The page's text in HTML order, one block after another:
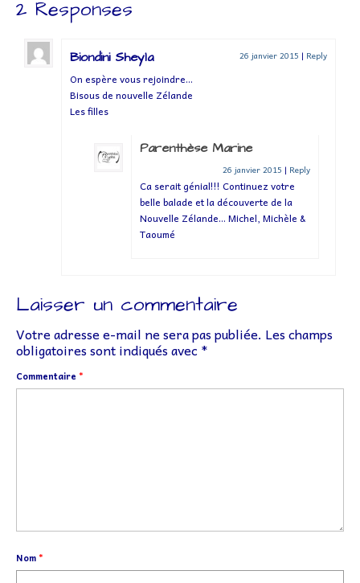
2 Responses
Biondini Sheyla 26 janvier 2015 | Reply
On espère vous rejoindre…
Bisous de nouvelle Zélande
Les filles
Parenthèse Marine
26 janvier 2015 | Reply
Ca serait génial!!! Continuez votre
belle balade et la découverte de la
Nouvelle Zélande… Michel, Michèle &
Taoumé
Laisser un commentaire
Votre adresse e-mail ne sera pas publiée. Les champs
obligatoires sont indiqués avec *
Commentaire *
Nom*